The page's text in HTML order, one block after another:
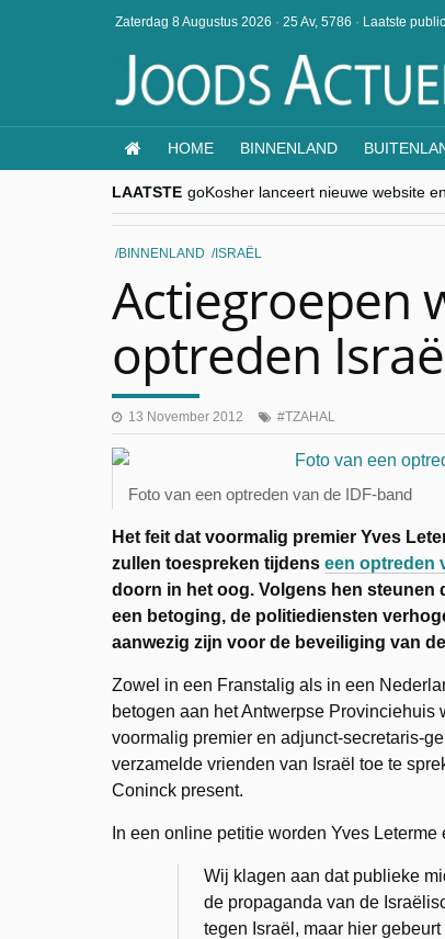
Zaterdag 8 Augustus 2026 · 25 Av, 5786 · Laatste
HOME BINNENLAND
LAATSTE goKosher lanceert nieuwe website
Religieuze besnijdenis en toekomst
“Besnijdenisdebat toont hoe
CITYTRIP | ROEMENIË –
BINNENLAND ISRAËL
Actiegroepen
optreden
13 November 2012 TZAHAL
Foto van een optreden van de IDF-band
Het feit dat voormalig premier Yves
zullen toespreken tijdens een optreden
doorn in het oog. Volgens hen steunen
een betoging, de politiediensten
aanwezig zijn voor de beveiliging van
Zowel in een Franstalig als in een
betogen aan het Antwerpse
voormalig premier en adjunct-secretaris-
verzamelde vrienden van Israël toe te
Coninck present.
In een online petitie worden Yves
Wij klagen aan dat publieke
de propaganda van de
tegen Israël, maar hier